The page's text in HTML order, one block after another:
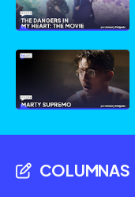
COLUMNAS